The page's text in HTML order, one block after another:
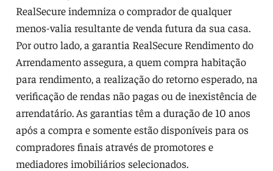
RealSecure indemniza o comprador de qualquer
menos-valia resultante de venda futura da sua casa.
Por outro lado, a garantia RealSecure Rendimento do
Arrendamento assegura, a quem compra habitação
para rendimento, a realização do retorno esperado, na
verificação de rendas não pagas ou de inexistência de
arrendatário. As garantias têm a duração de 10 anos
após a compra e somente estão disponíveis para os
compradores finais através de promotores e
mediadores imobiliários selecionados.